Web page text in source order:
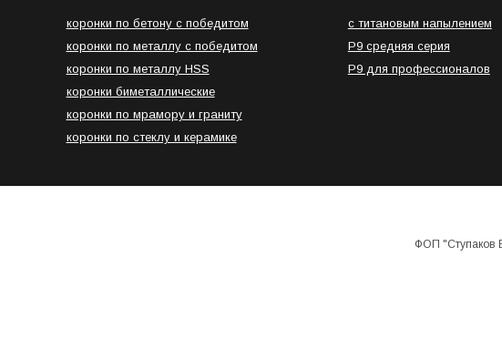
коронки по бетону с победитом
коронки по металлу с победитом
коронки по металлу HSS
коронки биметаллические
коронки по мрамору и граниту
коронки по стеклу и керамике
с титановым напылением
Р9 средняя серия
Р9 для профессионалов